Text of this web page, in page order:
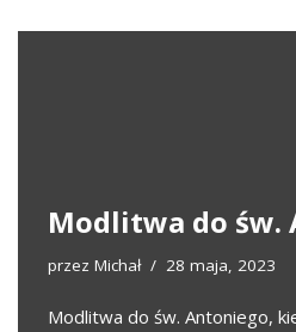
Modlitwa do św.
przez Michał 28 maja, 2023
Modlitwa do św. Antoniego,